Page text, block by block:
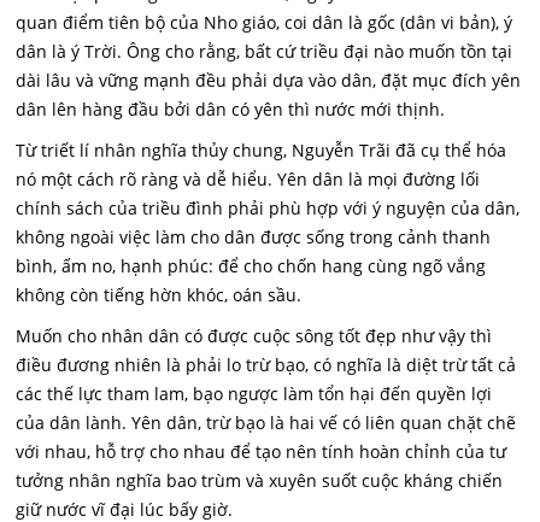
quan điểm tiên bộ của Nho giáo, coi dân là gốc (dân vi bản), ý
dân là ý Trời. Ông cho rằng, bất cứ triều đại nào muốn tồn tại
dài lâu và vững mạnh đều phải dựa vào dân, đặt mục đích yên
dân lên hàng đầu bởi dân có yên thì nước mới thịnh.
Từ triết lí nhân nghĩa thủy chung, Nguyễn Trãi đã cụ thể hóa
nó một cách rõ ràng và dễ hiểu. Yên dân là mọi đường lối
chính sách của triều đình phải phù hợp với ý nguyện của dân,
không ngoài việc làm cho dân được sống trong cảnh thanh
bình, ấm no, hạnh phúc: để cho chốn hang cùng ngõ vắng
không còn tiếng hờn khóc, oán sầu.
Muốn cho nhân dân có được cuộc sông tốt đẹp như vậy thì
điều đương nhiên là phải lo trừ bạo, có nghĩa là diệt trừ tất cả
các thế lực tham lam, bạo ngược làm tổn hại đến quyền lợi
của dân lành. Yên dân, trừ bạo là hai vế có liên quan chặt chẽ
với nhau, hỗ trợ cho nhau để tạo nên tính hoàn chỉnh của tư
tưởng nhân nghĩa bao trùm và xuyên suốt cuộc kháng chiến
giữ nước vĩ đại lúc bấy giờ.